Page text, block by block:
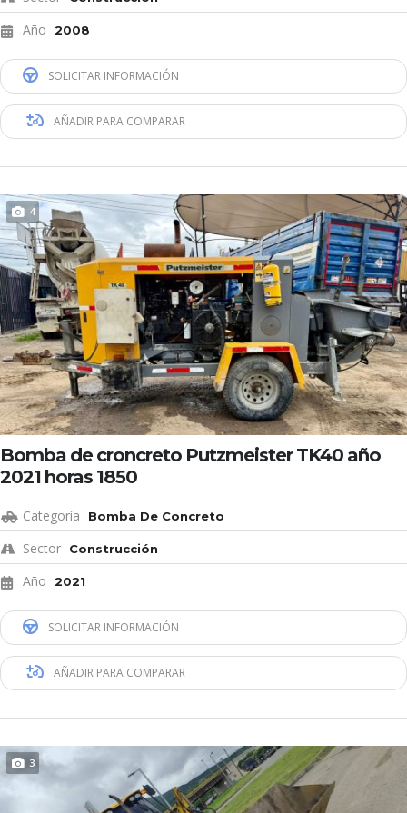
Año 2008
SOLICITAR INFORMACIÓN
AÑADIR PARA COMPARAR
4
Bomba de croncreto Putzmeister TK40 año
2021 horas 1850
Categoría Bomba De Concreto
Sector Construcción
Año 2021
SOLICITAR INFORMACIÓN
AÑADIR PARA COMPARAR
3